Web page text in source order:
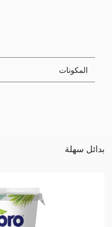
المكونات
بدائل سهلة